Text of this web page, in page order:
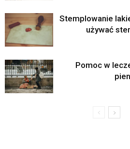
Stemplowanie
używać
Pomoc w